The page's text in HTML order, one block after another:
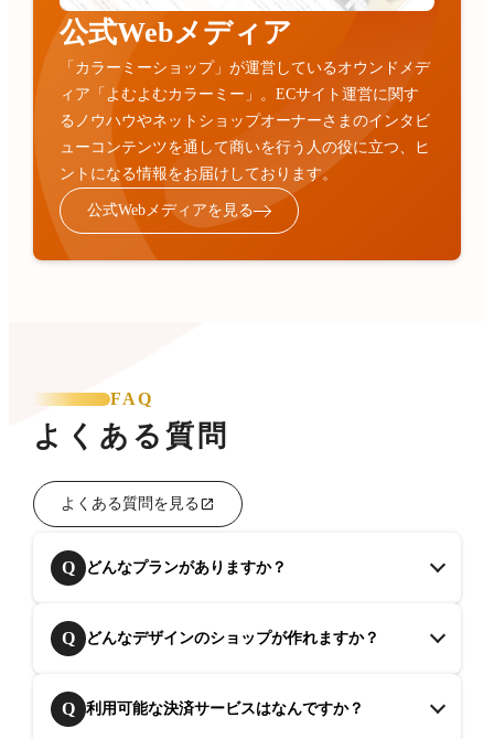
公式Webメディア
「カラーミーショップ」が運営しているオウンドメデ
ィア「よむよむカラーミー」。ECサイト運営に関す
るノウハウやネットショップオーナーさまのインタビ
ューコンテンツを通して商いを行う人の役に立つ、ヒ
ントになる情報をお届けしております。
公式Webメディアを見る
FAQ
よくある質問
よくある質問を見る
Q どんなプランがありますか？
Q どんなデザインのショップが作れますか？
Q 利用可能な決済サービスはなんですか？